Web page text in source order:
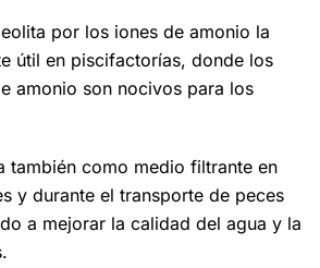
por los iones de amonio la
útil en piscifactorías, donde los
amonio son nocivos para los
también como medio filtrante en
y durante el transporte de peces
a mejorar la calidad del agua y la